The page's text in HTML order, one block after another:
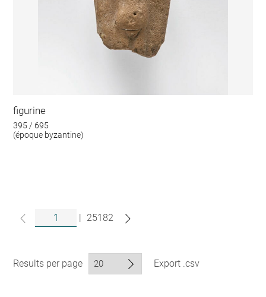
figurine
395 / 695
(époque byzantine)
| 25182
Results per page Export .csv